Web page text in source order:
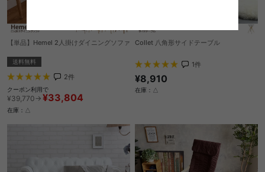
【単品】Hemel 2人掛けダイニングソファ
送料無料
2件
クーポン利用で
¥39,770→ ¥33,804
在庫：△
Collet 八角形サイドテーブル
1件
¥8,910
在庫：△